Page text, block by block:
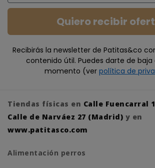
Quiero recibir
Recibirás la newsletter de Patitas&co
contenido útil. Puedes darte de
momento (ver política de
Tiendas físicas en Calle Fuencarral
Calle de Narváez 27 (Madrid) y en
www.patitasco.com
Alimentación perros